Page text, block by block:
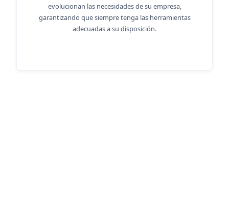
evolucionan las necesidades de su empresa,
garantizando que siempre tenga las herramientas
adecuadas a su disposición.